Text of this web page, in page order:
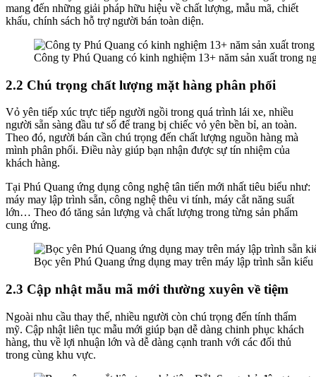
mang đến những giải pháp hữu hiệu về chất lượng, mẫu mã, chiết
khấu, chính sách hỗ trợ người bán toàn diện.
Công ty Phú Quang có kinh nghiệm 13+ năm sản xuất trong
2.2 Chú trọng chất lượng mặt hàng phân phối
Vỏ yên tiếp xúc trực tiếp người ngồi trong quá trình lái xe, nhiều
người sẵn sàng đầu tư số để trang bị chiếc vỏ yên bền bỉ, an toàn.
Theo đó, người bán cần chú trọng đến chất lượng nguồn hàng mà
mình phân phối. Điều này giúp bạn nhận được sự tín nhiệm của
khách hàng.
Tại Phú Quang ứng dụng công nghệ tân tiến mới nhất tiêu biểu như:
máy may lập trình sẵn, công nghệ thêu vi tính, máy cắt năng suất
lớn… Theo đó tăng sản lượng và chất lượng trong từng sản phẩm
cung ứng.
Bọc yên Phú Quang ứng dụng may trên máy lập trình sẵn
2.3 Cập nhật mẫu mã mới thường xuyên về tiệm
Ngoài nhu cầu thay thế, nhiều người còn chú trọng đến tính thẩm
mỹ. Cập nhật liên tục mẫu mới giúp bạn dễ dàng chinh phục khách
hàng, thu về lợi nhuận lớn và dễ dàng cạnh tranh với các đối thủ
trong cùng khu vực.